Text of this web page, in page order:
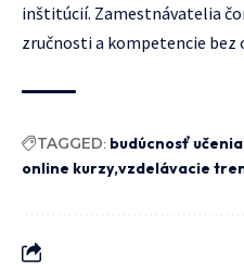
inštitúcií. Zamestnávatelia
zručnosti a kompetencie bez
TAGGED: budúcnosť učenia
online kurzy vzdelávacie